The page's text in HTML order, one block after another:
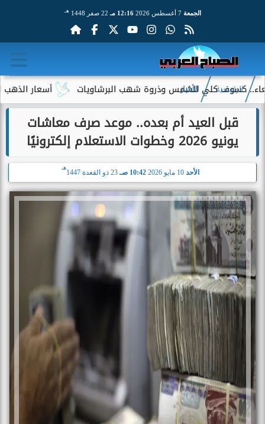
الجمعة 7 أغسطس 2026 12:16 مـ 22 صفر 1448 هـ
أسعار الذهب اليوم الجمعة 7 أغسطس 2026.. عيار 21 كلي للشمس وذروة شهب البرشاويات
الرئيسية الأخبار
قبل العيد أم بعده.. موعد صرف معاشات
يونيو 2026 وخطوات الاستعلام إلكترونيًا
الأحد 10 مايو 2026 10:42 صـ 23 ذو القعدة 1447
هـ